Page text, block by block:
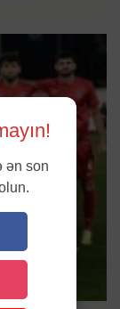
ən son